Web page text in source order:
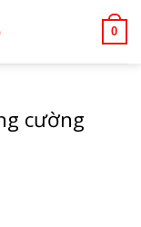
0
cường